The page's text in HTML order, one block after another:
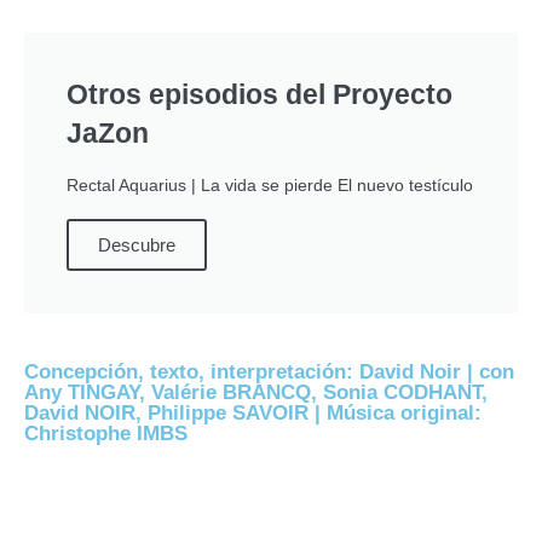
Otros episodios del Proyecto
JaZon
Rectal Aquarius | La vida se pierde El nuevo testículo
Descubre
Concepción, texto, interpretación: David Noir | con
Any TINGAY, Valérie BRANCQ, Sonia CODHANT,
David NOIR, Philippe SAVOIR | Música original:
Christophe IMBS